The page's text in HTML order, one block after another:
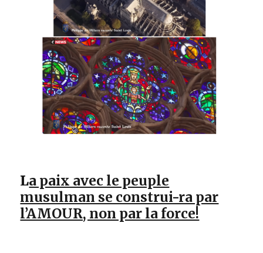
La paix avec le peuple
musulman se construi-ra par
l’AMOUR, non par la force!